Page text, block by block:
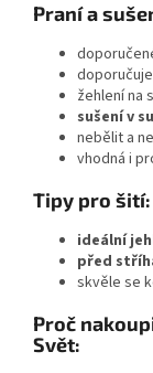
Praní a
žehlení na
sušení v
nebělit a
vhodná i
Tipy pro šití:
ideální
před
skvěle se
Proč
Svět: